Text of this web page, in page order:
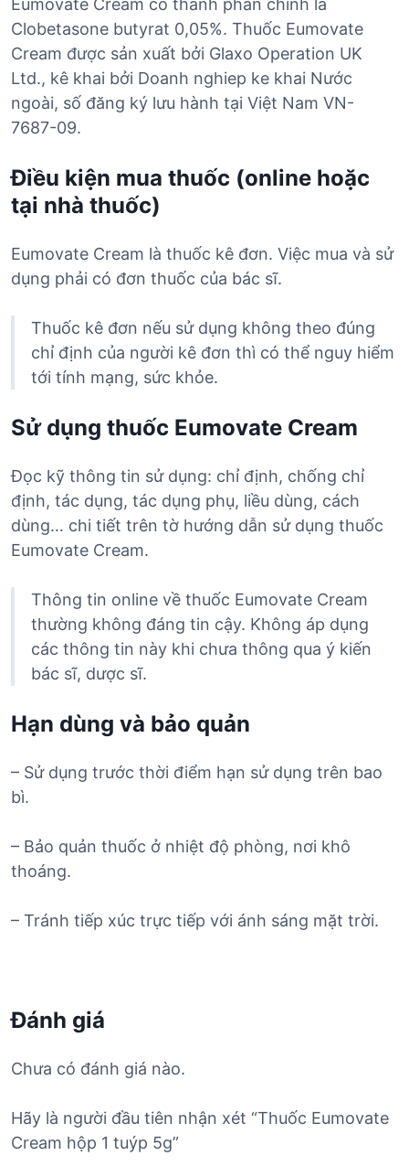
Clobetasone butyrat 0,05%. Thuốc Eumovate
Cream được sản xuất bởi Glaxo Operation UK
Ltd., kê khai bởi Doanh nghiep ke khai Nước
ngoài, số đăng ký lưu hành tại Việt Nam VN-
7687-09.
Điều kiện mua thuốc (online hoặc
tại nhà thuốc)
Eumovate Cream là thuốc kê đơn. Việc mua và sử
dụng phải có đơn thuốc của bác sĩ.
Thuốc kê đơn nếu sử dụng không theo đúng
chỉ định của người kê đơn thì có thể nguy hiểm
tới tính mạng, sức khỏe.
Sử dụng thuốc Eumovate Cream
Đọc kỹ thông tin sử dụng: chỉ định, chống chỉ
định, tác dụng, tác dụng phụ, liều dùng, cách
dùng… chi tiết trên tờ hướng dẫn sử dụng thuốc
Eumovate Cream.
Thông tin online về thuốc Eumovate Cream
thường không đáng tin cậy. Không áp dụng
các thông tin này khi chưa thông qua ý kiến
bác sĩ, dược sĩ.
Hạn dùng và bảo quản
– Sử dụng trước thời điểm hạn sử dụng trên bao
bì.
– Bảo quản thuốc ở nhiệt độ phòng, nơi khô
thoáng.
– Tránh tiếp xúc trực tiếp với ánh sáng mặt trời.
Đánh giá
Chưa có đánh giá nào.
Hãy là người đầu tiên nhận xét “Thuốc Eumovate
Cream hộp 1 tuýp 5g”